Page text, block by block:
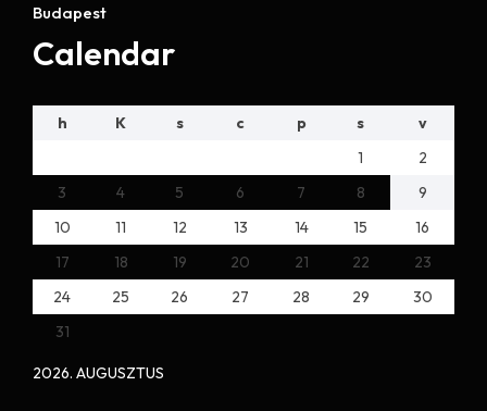
Budapest
Calendar
2026. AUGUSZTUS
h K s c p s
v
1
2
3
4 5 6 7 8
9
10
11 12 13 14 15
16
17
18 19 20 21 22
23
24
25 26 27 28 29
30
31